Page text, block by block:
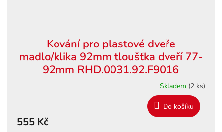
Kování pro plastové dveře
madlo/klika 92mm tloušťka dveří 77-
92mm RHD.0031.92.F9016
Skladem (2 ks)
555 Kč
Do košíku